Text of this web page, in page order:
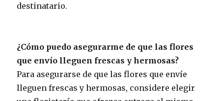
destinatario.
¿Cómo puedo asegurarme de que las flores
que envío lleguen frescas y hermosas?
Para asegurarse de que las flores que envíe
lleguen frescas y hermosas, considere elegir